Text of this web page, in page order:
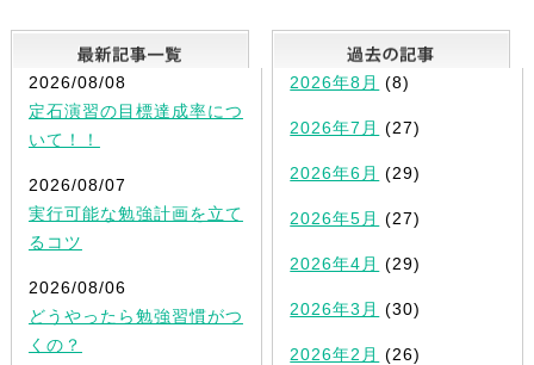
最新記事一覧
2026/08/08
定石演習の目標達成率につ
いて！！
2026/08/07
実行可能な勉強計画を立て
るコツ
2026/08/06
どうやったら勉強習慣がつ
くの？
2026年8月 (8)
2026年7月 (27)
2026年6月 (29)
2026年5月 (27)
2026年4月 (29)
2026年3月 (30)
2026年2月 (26)